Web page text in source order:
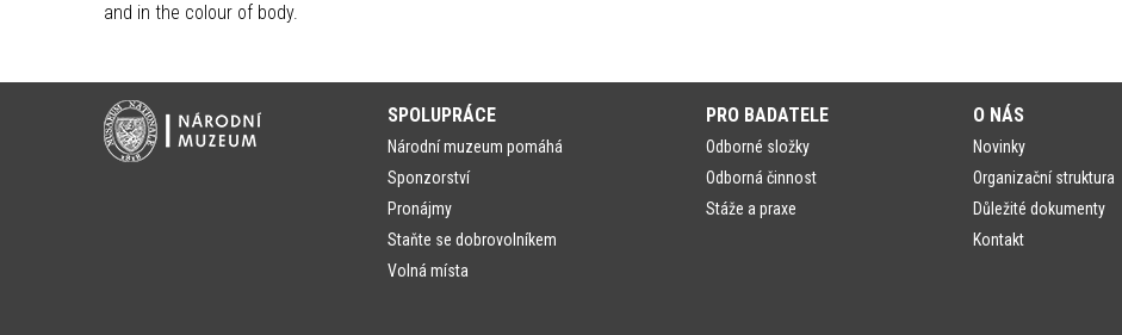
and in the colour of body.
SPOLUPRÁCE
Národní muzeum pomáhá
Sponzorství
Pronájmy
Staňte se dobrovolníkem
Volná místa
PRO BADATELE
Odborné složky
Odborná činnost
Stáže a praxe
O NÁS
Novinky
Organizační struktura
Důležité dokumenty
Kontakt